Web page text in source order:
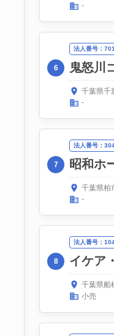
-
6
法人番号：
鬼怒川
千葉県千
-
7
法人番号：
昭和ホ
千葉県柏
-
8
法人番号：
イケア
千葉県船
小売